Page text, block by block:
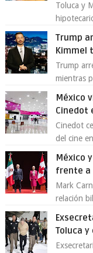
Toluca y
Trump
Kimmel
Trump
mientras
México
Cinedot
Cinedot
del cine
México
frente a
Mark
relación
Toluca